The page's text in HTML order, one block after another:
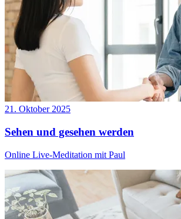
21. Oktober 2025
Sehen und gesehen werden
Online Live-Meditation mit Paul